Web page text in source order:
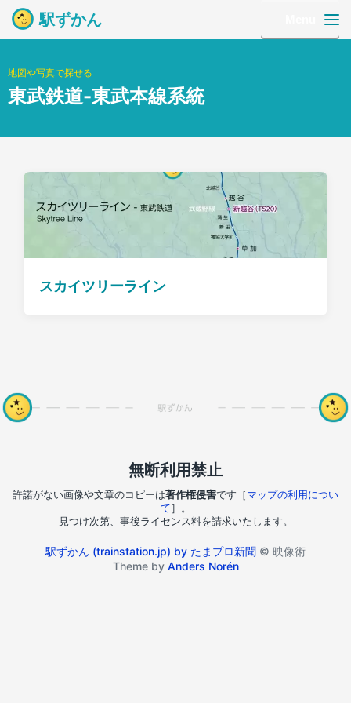
駅ずかん
地図や写真で探せる
東武鉄道-東武本線系統
スカイツリーライン
無断利用禁止
許諾がない画像や文章のコピーは著作権侵害です［ マップの利用につい
て ］。
見つけ次第、事後ライセンス料を請求いたします。
駅ずかん (trainstation.jp) by たまプロ新聞 © 映像術
Theme by Anders Norén